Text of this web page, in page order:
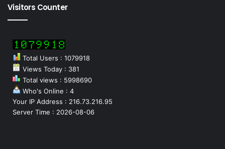
Visitors Counter
Total Users : 1079918
Views Today : 381
Total views : 5998690
Who's Online : 4
Your IP Address : 216.73.216.95
Server Time : 2026-08-06